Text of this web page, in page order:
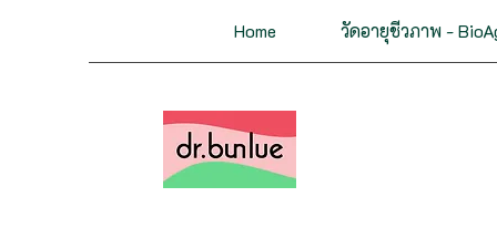
Home วัดอายุชีวภาพ -
All Posts